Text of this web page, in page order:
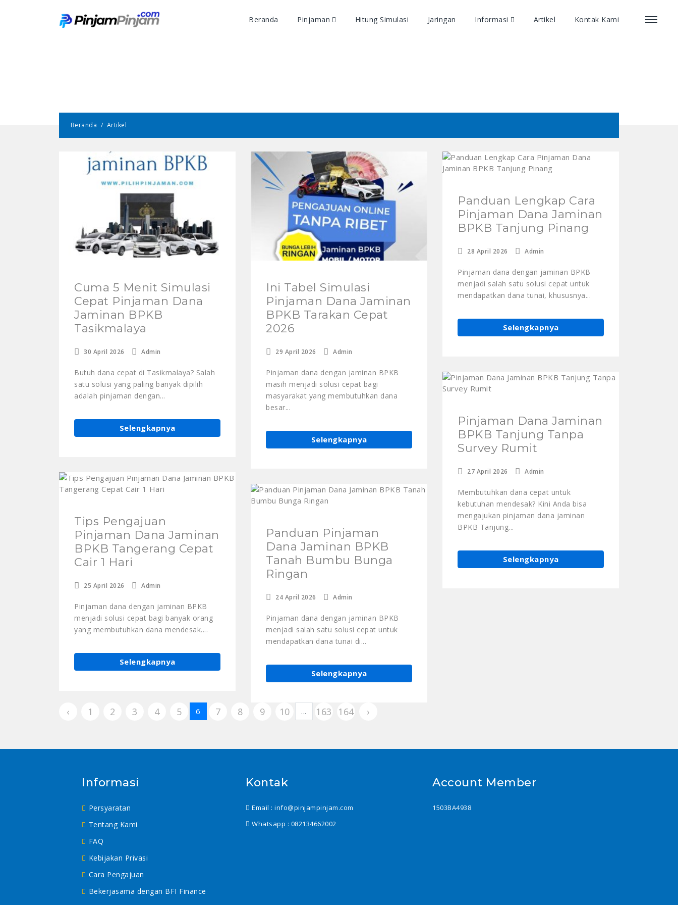
Beranda Pinjaman Hitung Simulasi Jaringan Informasi Artikel Kontak Kami
Beranda Artikel
Cuma 5 Menit Simulasi
Cepat Pinjaman Dana
Jaminan BPKB
Tasikmalaya
30 April 2026 Admin
Butuh dana cepat di Tasikmalaya? Salah
satu solusi yang paling banyak dipilih
adalah pinjaman dengan...
Selengkapnya
Ini Tabel Simulasi
Pinjaman Dana Jaminan
BPKB Tarakan Cepat
2026
29 April 2026 Admin
Pinjaman dana dengan jaminan BPKB
masih menjadi solusi cepat bagi
masyarakat yang membutuhkan dana
besar...
Selengkapnya
Panduan Lengkap Cara
Pinjaman Dana Jaminan
BPKB Tanjung Pinang
28 April 2026 Admin
Pinjaman dana dengan jaminan BPKB
menjadi salah satu solusi cepat untuk
mendapatkan dana tunai, khususnya...
Selengkapnya
Pinjaman Dana Jaminan
BPKB Tanjung Tanpa
Survey Rumit
27 April 2026 Admin
Membutuhkan dana cepat untuk
kebutuhan mendesak? Kini Anda bisa
mengajukan pinjaman dana jaminan
BPKB Tanjung...
Selengkapnya
Tips Pengajuan
Pinjaman Dana Jaminan
BPKB Tangerang Cepat
Cair 1 Hari
25 April 2026 Admin
Pinjaman dana dengan jaminan BPKB
menjadi solusi cepat bagi banyak orang
yang membutuhkan dana mendesak....
Selengkapnya
Panduan Pinjaman
Dana Jaminan BPKB
Tanah Bumbu Bunga
Ringan
24 April 2026 Admin
Pinjaman dana dengan jaminan BPKB
menjadi salah satu solusi cepat untuk
mendapatkan dana tunai di...
Selengkapnya
‹ 1 2 3 4 5 6 7 8 9 10 ... 163 164 ›
Informasi
Persyaratan
Tentang Kami
FAQ
Kebijakan Privasi
Cara Pengajuan
Bekerjasama dengan BFI Finance
Kontak
Email : info@pinjampinjam.com
Whatsapp : 082134662002
Account Member
1503BA4938